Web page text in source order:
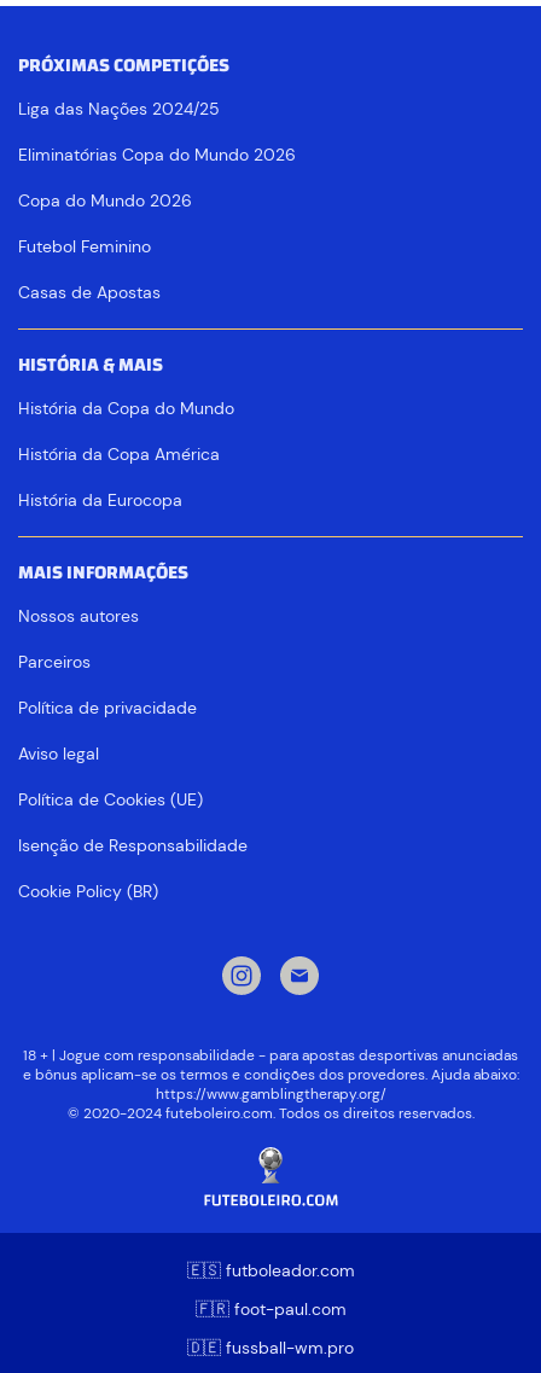
PRÓXIMAS COMPETIÇÕES
Liga das Nações 2024/25
Eliminatórias Copa do Mundo 2026
Copa do Mundo 2026
Futebol Feminino
Casas de Apostas
HISTÓRIA & MAIS
História da Copa do Mundo
História da Copa América
História da Eurocopa
MAIS INFORMAÇÕES
Nossos autores
Parceiros
Política de privacidade
Aviso legal
Política de Cookies (UE)
Isenção de Responsabilidade
Cookie Policy (BR)
18 + | Jogue com responsabilidade - para apostas desportivas anunciadas
e bônus aplicam-se os termos e condições dos provedores. Ajuda abaixo:
https://www.gamblingtherapy.org/
© 2020-2024 futeboleiro.com. Todos os direitos reservados.
🇪🇸 futboleador.com
🇫🇷 foot-paul.com
🇩🇪 fussball-wm.pro